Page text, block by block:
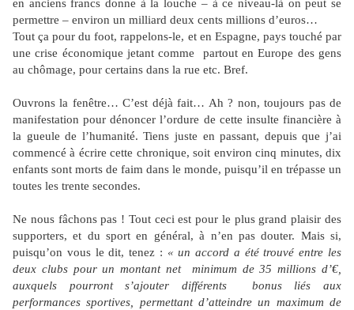
en anciens francs donne à la louche – à ce niveau-là on peut se
permettre – environ un milliard deux cents millions d’euros…
Tout ça pour du foot, rappelons-le, et en Espagne, pays touché par
une crise économique jetant comme
partout en Europe des gens
au chômage, pour certains dans la rue etc. Bref.
Ouvrons la fenêtre… C’est déjà fait… Ah ? non, toujours pas de
manifestation pour dénoncer l’ordure de cette insulte financière à
la gueule de l’humanité. Tiens juste en passant, depuis que j’ai
commencé à écrire cette chronique, soit environ cinq minutes, dix
enfants sont morts de faim dans le monde, puisqu’il en trépasse un
toutes les trente secondes.
Ne nous fâchons pas ! Tout ceci est pour le plus grand plaisir des
supporters, et du sport en général, à n’en pas douter. Mais si,
puisqu’on vous le dit, tenez : « un accord a été trouvé entre les
deux clubs pour un montant net
minimum de 35 millions d’€,
auxquels pourront s’ajouter différents
bonus liés aux
performances sportives, permettant d’atteindre un maximum de